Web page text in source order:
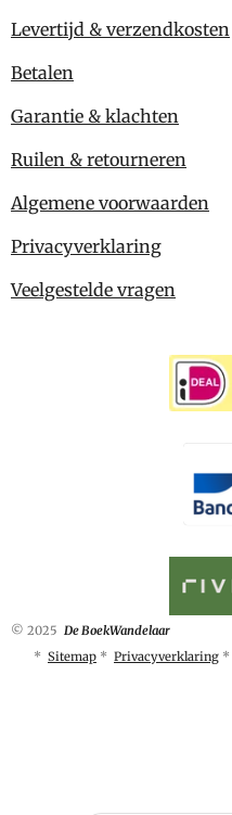
Levertijd & verzendkosten
Betalen
Garantie & klachten
Ruilen & retourneren
Algemene voorwaarden
Privacyverklaring
Veelgestelde vragen
© 2025 De BoekWandelaar
* Sitemap * Privacyverklaring *